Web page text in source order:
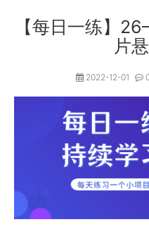
【每日一练】
片
2022-12-01